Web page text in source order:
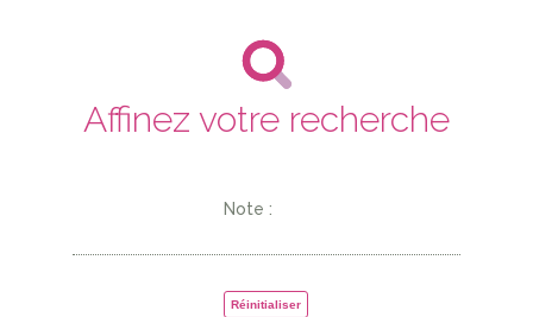
Affinez votre recherche
Note :
Réinitialiser